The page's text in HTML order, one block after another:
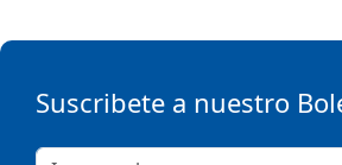
Suscribete a nuestro